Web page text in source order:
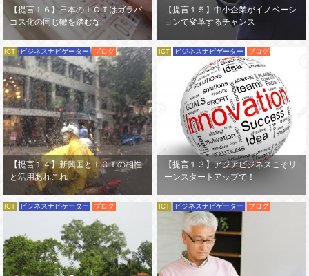
【提言１６】日本のＩＣＴはガラパ
ゴス化の同じ轍を踏むな
【提言１５】中小企業がイノベーシ
ョンで変革するチャンス
ICT ビジネスナビゲーター ブログ
【提言１４】新興国とＩＣＴの相性
と活用あれこれ
ICT ビジネスナビゲーター ブログ
【提言１３】アジアビジネスこそリ
ーンスタートアップで！
ICT ビジネスナビゲーター ブログ ICT ビジネスナビゲーター ブログ